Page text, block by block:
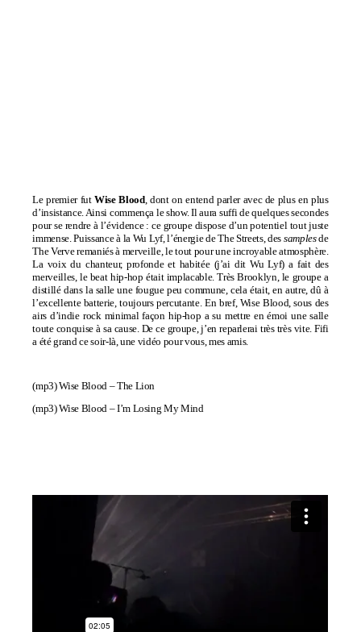
Le premier futWise Blood, dont on entend parler avec de plus en plus
d’insistance. Ainsi commença le show. Il aura suffi de quelques secondes
pour se rendre à l’évidence : ce groupe dispose d’un potentiel tout juste
immense. Puissance à la Wu Lyf, l’énergie de The Streets, des samplesde
The Verve remaniés à merveille, le tout pour une incroyable atmosphère.
La voix du chanteur, profonde et habitée (j’ai dit Wu Lyf) a fait des
merveilles, le beat hip-hop était implacable. Très Brooklyn, le groupe a
distillé dans la salle une fougue peu commune, cela était, en autre, dû à
l’excellente batterie, toujours percutante. En bref, Wise Blood, sous des
airs d’indie rock minimal façon hip-hop a su mettre en émoi une salle
toute conquise à sa cause. De ce groupe, j’en reparlerai très très vite. Fifi
a été grand ce soir-là, une vidéo pour vous, mes amis.
(mp3)Wise Blood – The Lion
(mp3)Wise Blood – I’m Losing My Mind